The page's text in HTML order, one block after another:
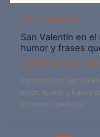
Cultura, Intermedio
San Valentín en
humor y frases
By Pablo / February 11, 2026
Introducción San
amor, humor y frases
momento perfecto